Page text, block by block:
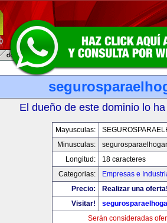
El dueño de este dominio lo
Mayusculas:
Minusculas:
Longitud:
18 caracteres
Categorias:
Empresas e
Precio:
Realizar una
Visitar!
Serán consideradas